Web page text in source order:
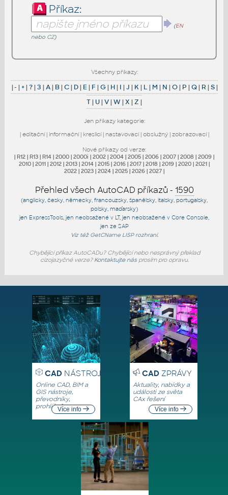
Příkaz:
(EN
nebo CZ)
Všechny příkazy:
|- |+|?|3 |A| B|C| D| E| F |G| H| I |J | K| L | M | N |O| P |Q| R |S|
T| U|V|W|X |Z |
Jen příkazy kategorie:
| editační| informační| kreslicí| nastavovací| obslužný| zobrazovací|
Nové příkazy od verze:
| R12 | R13 | R14 | 2000 | 2000i | 2002 | 2004 | 2005 | 2006 | 2007 | 2008 | 2009 |
2010 | 2011 | 2012 | 2013 | 2014 | 2015 | 2016 | 2017 | 2018 | 2019 | 2020 | 2021 |
2022 | 2023 | 2024 | 2025 | 2026 | 2027 |
Přehled všech AutoCAD příkazů - 1590
(anglicky, česky, německy, francouzsky, španělsky, italsky, portugalsky,
polsky, maďarsky)
jen ExpressTools , jen neobsažené v LT, jen neobsažené v Core Console
jen ze SAP
Viz též GetCNameLISP rozhraní.
Chybějící příkaz AutoCADu? Chybějící nebo nesprávný překlad
cizojazyčné verze? Kontaktujte násprosím pro opravu.
CADNÁSTROJE
Online CAD, BIM a
GIS nástroje,
převodníky,
prohlížečeVíce info
CADZPRÁVY
Aktuality, nabídky a
události ze světa
CAx řešení
Více info